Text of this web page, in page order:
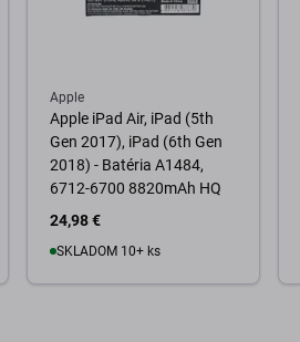
Apple
Apple iPad Air, iPad (5th
Gen 2017), iPad (6th Gen
2018) - Batéria A1484,
6712-6700 8820mAh HQ
24,98 €
SKLADOM 10+ ks